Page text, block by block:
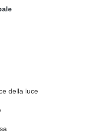
della luce